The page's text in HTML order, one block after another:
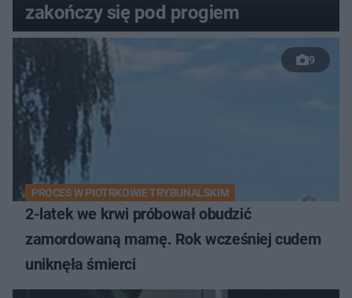
zakończy się pod progiem
9
PROCES W PIOTRKOWIE TRYBUNALSKIM
2-latek we krwi próbował obudzić
zamordowaną mamę. Rok wcześniej cudem
uniknęła śmierci